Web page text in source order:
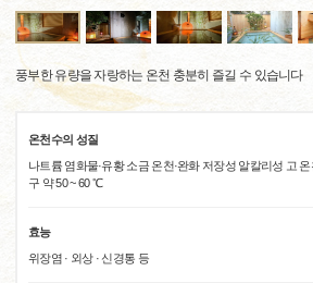
풍부한 유량을 자랑하는 온천 충분히 즐길 수 있습니다
온천수의 성질
나트륨 염화물·유황 소금 온천·완화 저장성 알칼리성 고
구 약 50 ~ 60 ℃
효능
위장염 · 외상 · 신경통 등